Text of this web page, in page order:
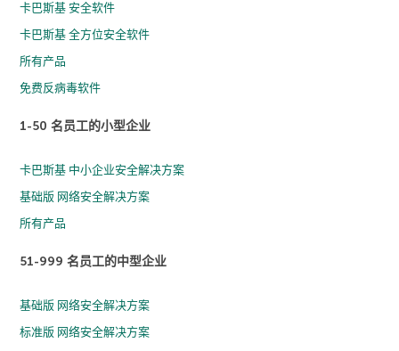
卡巴斯基 安全软件
卡巴斯基 全方位安全软件
所有产品
免费反病毒软件
1-50 名员工的小型企业
卡巴斯基 中小企业安全解决方案
基础版 网络安全解决方案
所有产品
51-999 名员工的中型企业
基础版 网络安全解决方案
标准版 网络安全解决方案